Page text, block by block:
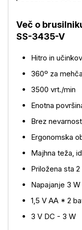
Več o
SS-3435-V
Hitro in
360º za
3500 vrt./min
Enotna
Brez
Ergonomska
Majhna teža,
Priložena sta
Napajanje 3 W
1,5 V AA * 2
3 V DC - 3 W